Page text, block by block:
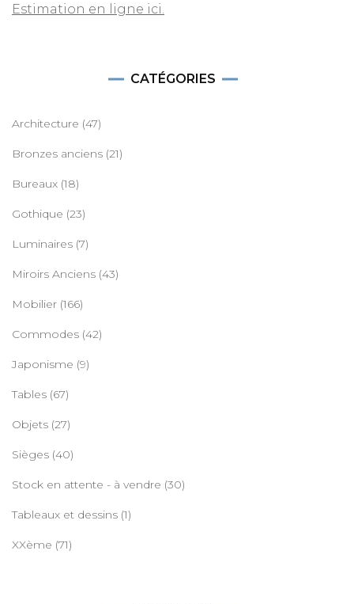
Estimation en ligne ici.
CATÉGORIES
Architecture (47)
Bronzes anciens (21)
Bureaux (18)
Gothique (23)
Luminaires (7)
Miroirs Anciens (43)
Mobilier (166)
Commodes (42)
Japonisme (9)
Tables (67)
Objets (27)
Sièges (40)
Stock en attente - à vendre (30)
Tableaux et dessins (1)
XXème (71)